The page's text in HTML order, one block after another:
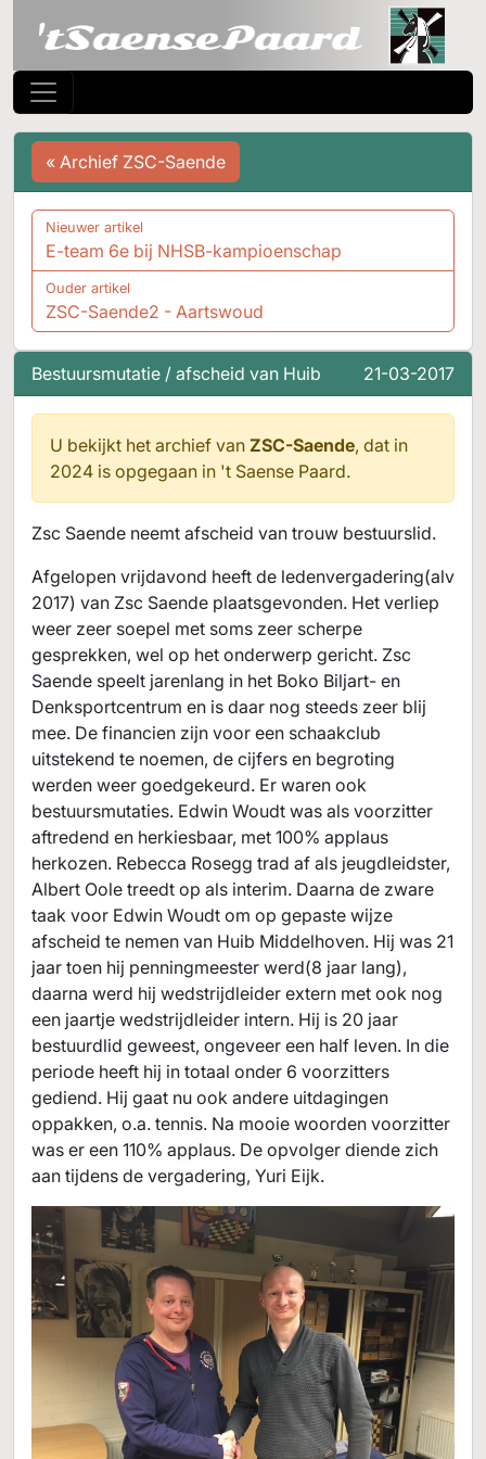
Bestuursmutatie / afscheid van Huib 21-03-2017
U bekijkt het archief van ZSC-Saende, dat in
2024 is opgegaan in 't Saense Paard.
Zsc Saende neemt afscheid van trouw bestuurslid.
Afgelopen vrijdavond heeft de ledenvergadering(alv
2017) van Zsc Saende plaatsgevonden. Het verliep
weer zeer soepel met soms zeer scherpe
gesprekken, wel op het onderwerp gericht. Zsc
Saende speelt jarenlang in het Boko Biljart- en
Denksportcentrum en is daar nog steeds zeer blij
mee. De financien zijn voor een schaakclub
uitstekend te noemen, de cijfers en begroting
werden weer goedgekeurd. Er waren ook
bestuursmutaties. Edwin Woudt was als voorzitter
aftredend en herkiesbaar, met 100% applaus
herkozen. Rebecca Rosegg trad af als jeugdleidster,
Albert Oole treedt op als interim. Daarna de zware
taak voor Edwin Woudt om op gepaste wijze
afscheid te nemen van Huib Middelhoven. Hij was 21
jaar toen hij penningmeester werd(8 jaar lang),
daarna werd hij wedstrijdleider extern met ook nog
een jaartje wedstrijdleider intern. Hij is 20 jaar
bestuurdlid geweest, ongeveer een half leven. In die
periode heeft hij in totaal onder 6 voorzitters
gediend. Hij gaat nu ook andere uitdagingen
oppakken, o.a. tennis. Na mooie woorden voorzitter
was er een 110% applaus. De opvolger diende zich
aan tijdens de vergadering, Yuri Eijk.
« Archief ZSC-Saende
Nieuwer artikel
E-team 6e bij NHSB-kampioenschap
Ouder artikel
ZSC-Saende2 - Aartswoud